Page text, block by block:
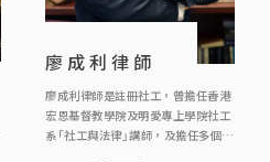
廖成利律師
廖成利律師是註冊社工，曾擔任香港
宏恩基督教學院及明愛專上學院社工
系「社工與法律」講師，及擔任多個慈